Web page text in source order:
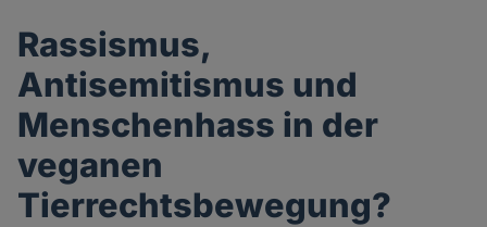
Rassismus,
Antisemitismus und
Menschenhass in der
veganen
Tierrechtsbewegung?